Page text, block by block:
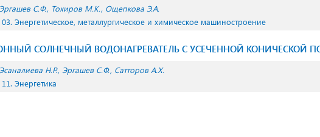
Эргашев С.Ф. Тохиров М.К. Ощепкова Э.А.
03. Энергетическое, металлургическое и химическое машиностроение
СОЛНЕЧНЫЙ ВОДОНАГРЕВАТЕЛЬ С УСЕЧЕННОЙ КОНИЧЕСКОЙ
Эсaналиева Н.Р. Эргашев С.Ф. Сатторов А.Х.
11. Энергетика